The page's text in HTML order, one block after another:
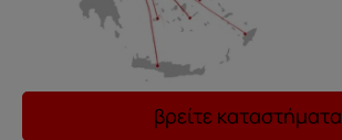
βρείτε καταστήματα